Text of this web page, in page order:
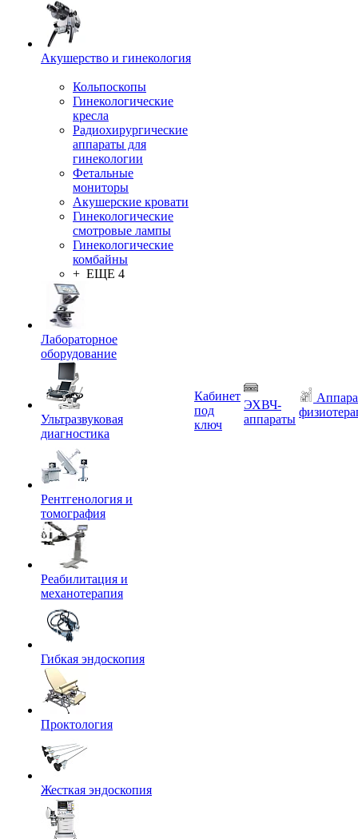
Акушерство и гинекология
Кольпоскопы
Гинекологические
кресла
Радиохирургические
аппараты для
гинекологии
Фетальные
мониторы
Акушерские кровати
Гинекологические
смотровые лампы
Гинекологические
комбайны
+ ЕЩЕ 4
Лабораторное
оборудование
Ультразвуковая
диагностика
Рентгенология и
томография
Реабилитация и
механотерапия
Гибкая эндоскопия
Проктология
Жесткая эндоскопия
Кабинет
под
ключ
ЭХВЧ-
аппараты